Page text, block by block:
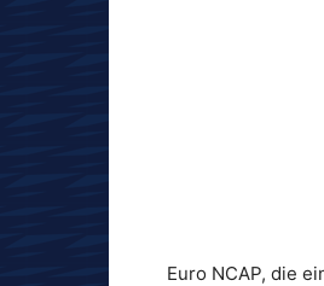
Euro NCAP, die